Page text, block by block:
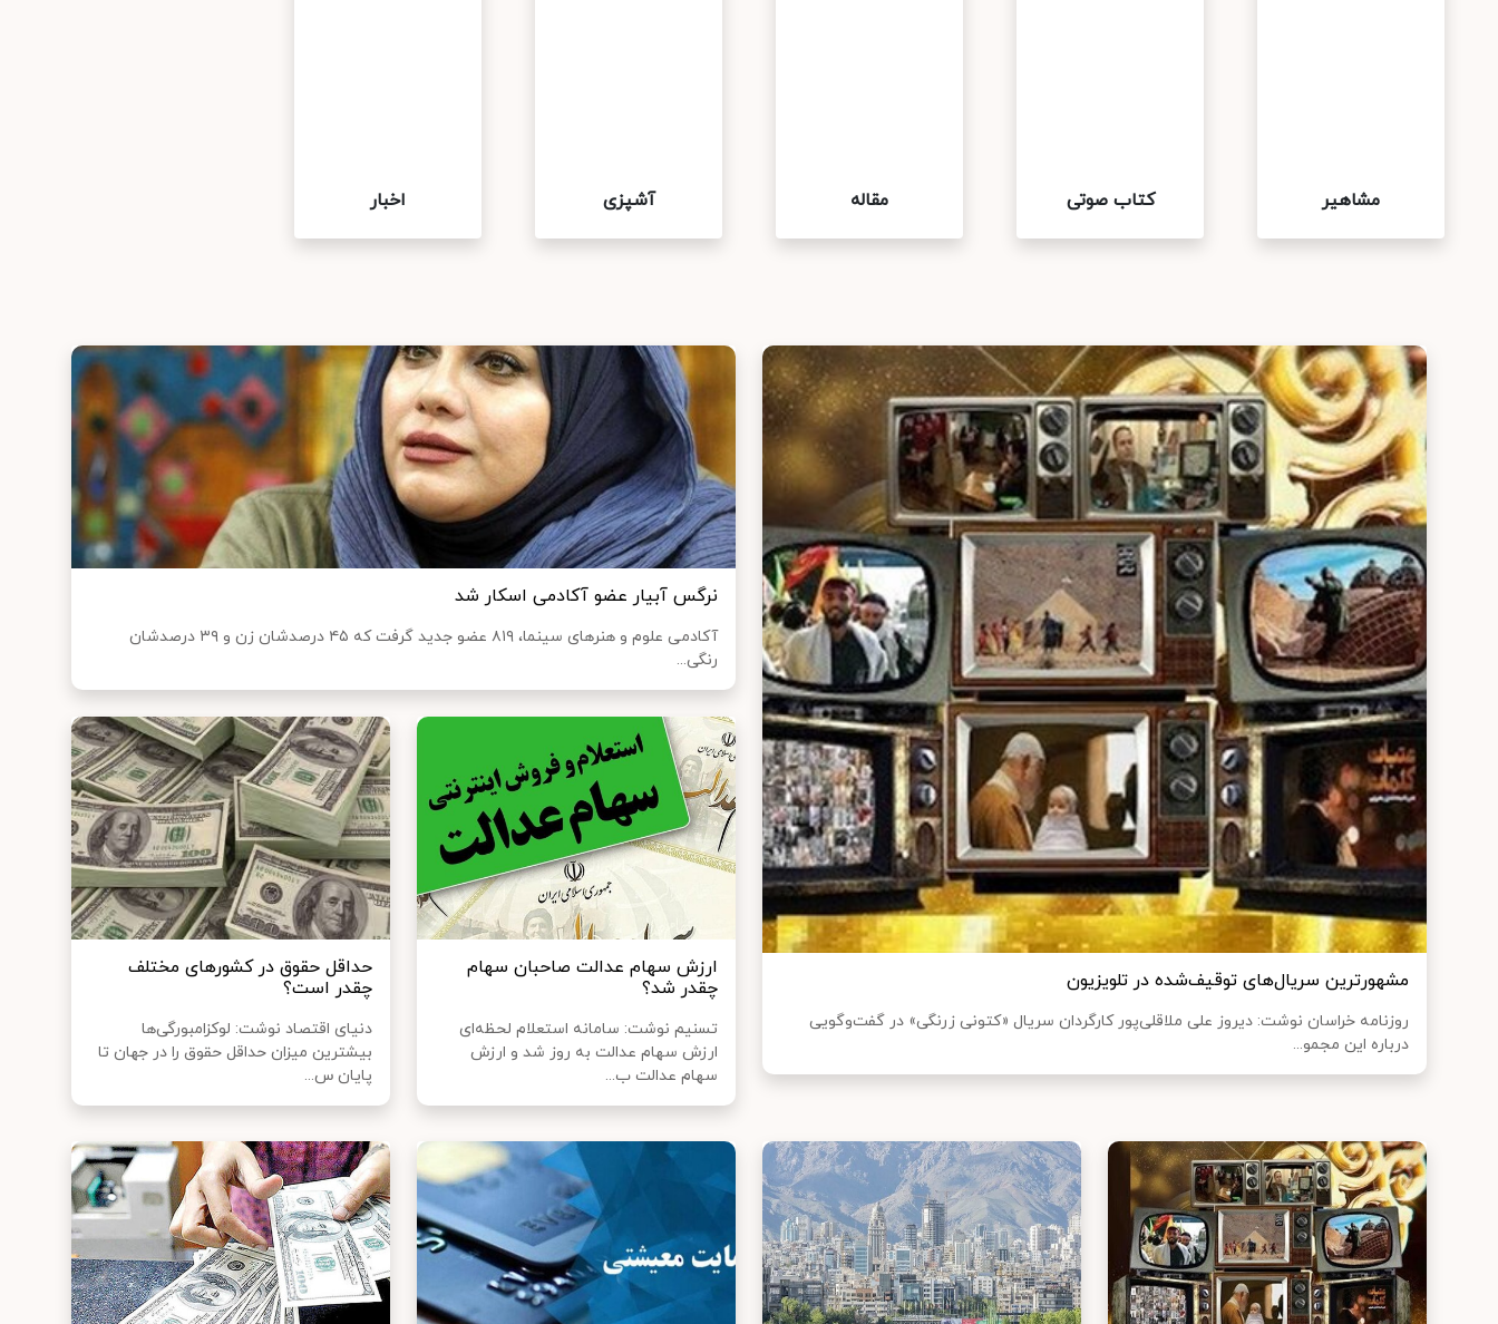
مشاهیر کتاب صوتی مقاله آشپزی اخبار
مشهورترین سریال‌های توقیف‌شده در تلویزیون
روزنامه خراسان نوشت: دیروز علی ملاقلی‌پور کارگردان سریال «کتونی زرنگی» در گفت‌وگویی
درباره این مجمو...
نرگس آبیار عضو آکادمی اسکار شد
آکادمی علوم و هنرهای سینما، ۸۱۹ عضو جدید گرفت که ۴۵ درصدشان زن و ۳۹ درصدشان
رنگی...
ارزش سهام عدالت صاحبان سهام
چقدر شد؟
تسنیم نوشت: سامانه استعلام لحظه‌ای
ارزش سهام عدالت به روز شد و ارزش
سهام عدالت ب...
حداقل حقوق در کشورهای مختلف
چقدر است؟
دنیای اقتصاد نوشت: لوکزامبورگی‌ها
بیشترین میزان حداقل حقوق را در جهان تا
پایان س...